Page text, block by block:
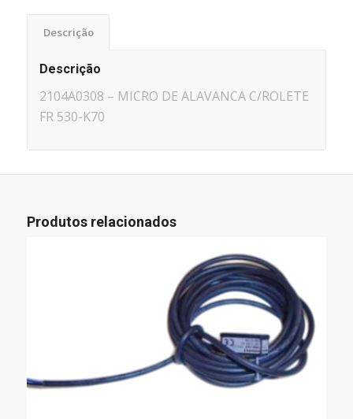
Descrição
Descrição
2104A0308 – MICRO DE ALAVANCA C/ROLETE
FR 530-K70
Produtos relacionados